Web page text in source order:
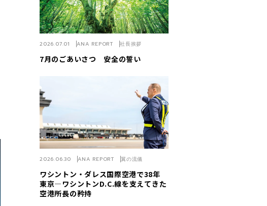
7月のごあいさつ 安全の誓い
2026.07.01 ANA REPORT 社長挨拶
ワシントン・ダレス国際空港で38年
東京―ワシントンD.C.線を支えてきた
空港所長の矜持
2026.06.30 ANA REPORT 翼の流儀